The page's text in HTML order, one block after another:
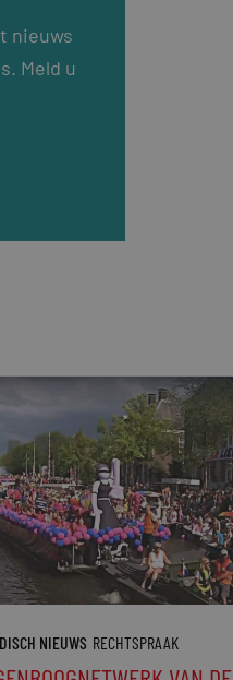
nieuws
Meld u
NIEUWS RECHTSPRAAK